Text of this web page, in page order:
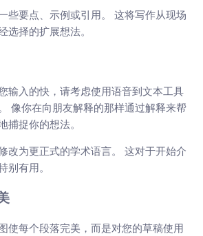
些要点、示例或引用。 这将写作从现场
选择的扩展想法。
输入的快，请考虑使用语音到文本工具
像你在向朋友解释的那样通过解释来帮
捕捉你的想法。
改为更正式的学术语言。 这对于开始介
别有用。
使每个段落完美，而是对您的草稿使用